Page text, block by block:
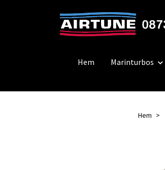
Hem Marinturbos
Hem